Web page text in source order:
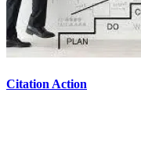
Citation Action